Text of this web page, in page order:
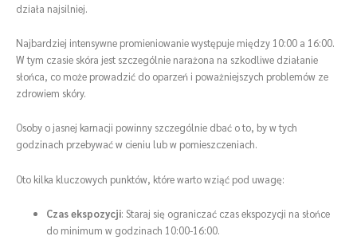
działa najsilniej.
Najbardziej intensywne promieniowanie występuje między 10:00 a 16:00.
W tym czasie skóra jest szczególnie narażona na szkodliwe działanie
słońca, co może prowadzić do oparzeń i poważniejszych problemów ze
zdrowiem skóry.
Osoby o jasnej karnacji powinny szczególnie dbać o to, by w tych
godzinach przebywać w cieniu lub w pomieszczeniach.
Oto kilka kluczowych punktów, które warto wziąć pod uwagę:
Czas ekspozycji: Staraj się ograniczać czas ekspozycji na słońce
do minimum w godzinach 10:00-16:00.